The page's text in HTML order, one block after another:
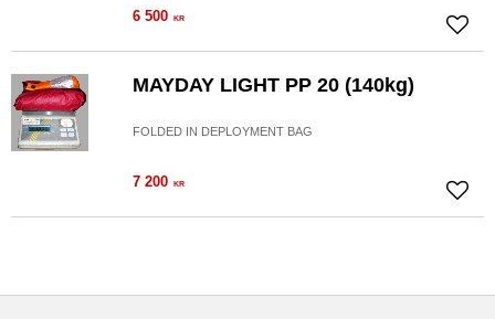
6 500 KR
Add
MAYDAY LIGHT PP 20 (140kg)
FOLDED IN DEPLOYMENT BAG
7 200 KR
Add